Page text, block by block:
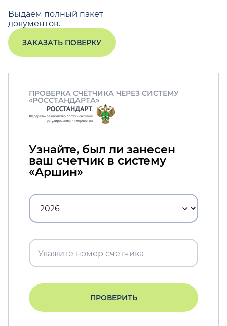
Выдаем полный пакет
документов.
ЗАКАЗАТЬ ПОВЕРКУ
ПРОВЕРКА СЧЁТЧИКА ЧЕРЕЗ СИСТЕМУ
«РОССТАНДАРТА»
Узнайте, был ли занесен
ваш счетчик в систему
«Аршин»
ПРОВЕРИТЬ